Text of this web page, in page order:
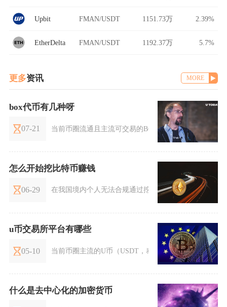
Upbit FMAN/USDT 1151.73万 2.39%
EtherDelta FMAN/USDT 1192.37万 5.7%
更多资讯 MORE
box代币有几种呀
07-21 当前币圈流通且主流可交易的BOX代币一共有三类，分
怎么开始挖比特币赚钱
06-29 在我国境内个人无法合规通过挖掘比特币实现盈利，境
u币交易所平台有哪些
05-10 当前币圈主流的U币（USDT，泰达币）交易所平台主要
什么是去中心化的加密货币